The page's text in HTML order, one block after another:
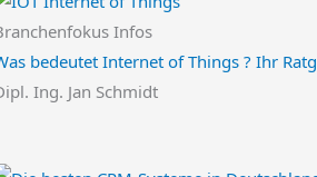
Infos
bedeutet Internet of Things ? Ihr
Ing. Jan Schmidt